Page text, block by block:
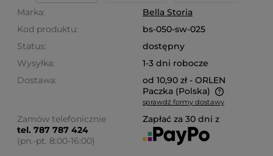
Marka:
Bella Storia
Kod produktu:
bs-050-sw-025
Status:
dostępny
Wysyłka:
1-3 dni robocze
Dostawa:
od 10,90 zł - ORLEN
Paczka (Polska)
Cena nie zawiera ewentualnych kosztów płatności
sprawdź formy dostawy
Zamów telefonicznie
tel. 787 787 424
(pn.-pt. 8:00-16:00)
Zapłać za 30 dni z